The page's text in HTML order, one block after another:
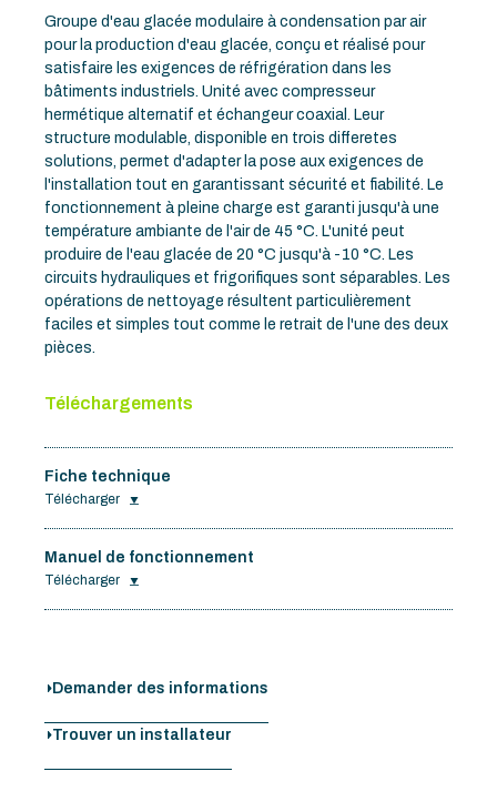
Groupe d'eau glacée modulaire à condensation par air
pour la production d'eau glacée, conçu et réalisé pour
satisfaire les exigences de réfrigération dans les
bâtiments industriels. Unité avec compresseur
hermétique alternatif et échangeur coaxial. Leur
structure modulable, disponible en trois differetes
solutions, permet d'adapter la pose aux exigences de
l'installation tout en garantissant sécurité et fiabilité. Le
fonctionnement à pleine charge est garanti jusqu'à une
température ambiante de l'air de 45 °C. L'unité peut
produire de l'eau glacée de 20 °C jusqu'à -10 °C. Les
circuits hydrauliques et frigorifiques sont séparables. Les
opérations de nettoyage résultent particulièrement
faciles et simples tout comme le retrait de l'une des deux
pièces.
Téléchargements
Fiche technique
Télécharger
Manuel de fonctionnement
Télécharger
Demander des informations
Trouver un installateur